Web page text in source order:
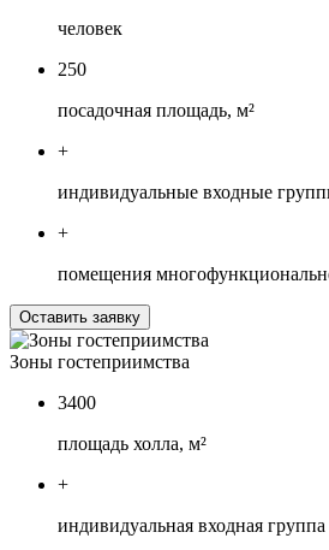
человек
250
посадочная площадь, м²
+
индивидуальные входные
+
помещения
Оставить заявку
Зоны гостеприимства
3400
площадь холла, м²
+
индивидуальная входная